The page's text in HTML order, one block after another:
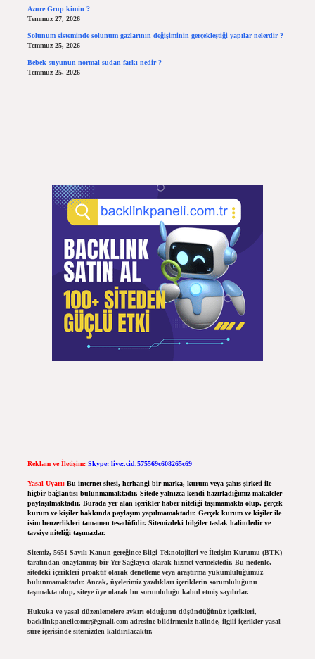
Azure Grup kimin ?
Temmuz 27, 2026
Solunum sisteminde solunum gazlarının değişiminin gerçekleştiği yapılar nelerdir ?
Temmuz 25, 2026
Bebek suyunun normal sudan farkı nedir ?
Temmuz 25, 2026
Reklam ve İletişim: Skype: live:.cid.575569c608265c69
Yasal Uyarı: Bu internet sitesi, herhangi bir marka, kurum veya şahıs şirketi ile
hiçbir bağlantısı bulunmamaktadır. Sitede yalnızca kendi hazırladığımız makaleler
paylaşılmaktadır. Burada yer alan içerikler haber niteliği taşımamakta olup, gerçek
kurum ve kişiler hakkında paylaşım yapılmamaktadır. Gerçek kurum ve kişiler ile
isim benzerlikleri tamamen tesadüfidir. Sitemizdeki bilgiler taslak halindedir ve
tavsiye niteliği taşımazlar.
Sitemiz, 5651 Sayılı Kanun gereğince Bilgi Teknolojileri ve İletişim Kurumu (BTK)
tarafından onaylanmış bir Yer Sağlayıcı olarak hizmet vermektedir. Bu nedenle,
sitedeki içerikleri proaktif olarak denetleme veya araştırma yükümlülüğümüz
bulunmamaktadır. Ancak, üyelerimiz yazdıkları içeriklerin sorumluluğunu
taşımakta olup, siteye üye olarak bu sorumluluğu kabul etmiş sayılırlar.
Hukuka ve yasal düzenlemelere aykırı olduğunu düşündüğünüz içerikleri,
backlinkpanelicomtr@gmail.comadresine bildirmeniz halinde, ilgili içerikler yasal
süre içerisinde sitemizden kaldırılacaktır.